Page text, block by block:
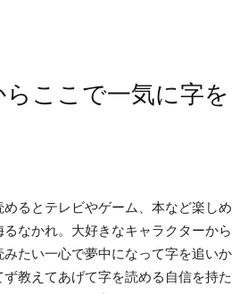
ここで一気に字を
るとテレビやゲーム、本など楽しめ
なかれ。大好きなキャラクターから
たい一心で夢中になって字を追いか
教えてあげて字を読める自信を持た